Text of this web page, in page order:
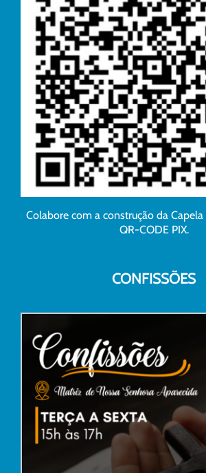
Colabore com a construção da Capela
QR-CODE PIX.
CONFISSÕES